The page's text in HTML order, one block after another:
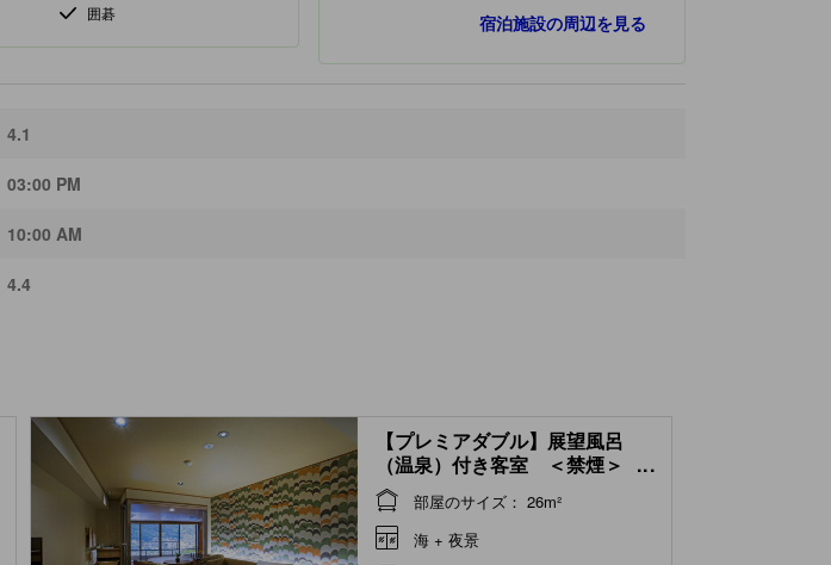
囲碁 宿泊施設の周辺を見る
4.1
03:00 PM
10:00 AM
4.4
【プレミアダブル】展望風呂
（温泉）付き客室 ＜禁煙＞
(Premier Double Room with
Scenic View Hot Spring Bath )
...
部屋のサイズ： 26m²
海 + 夜景